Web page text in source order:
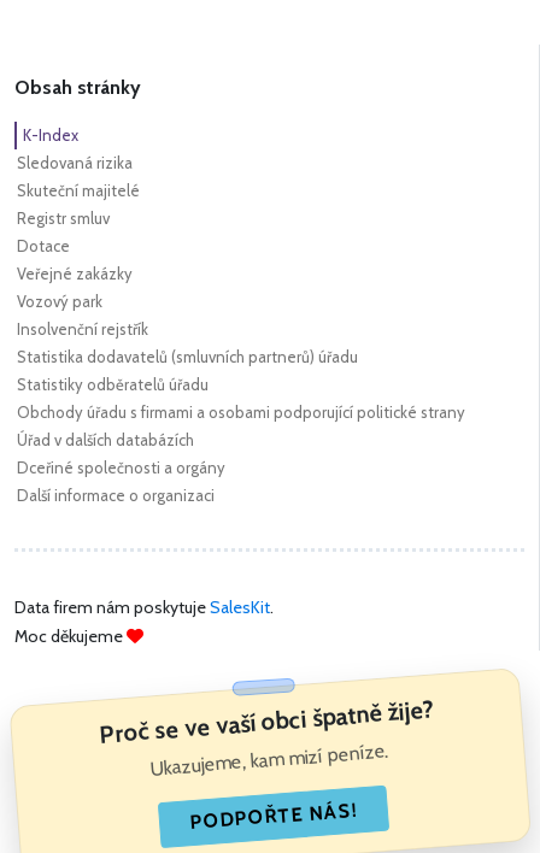
Obsah stránky
K-Index
Sledovaná rizika
Skuteční majitelé
Registr smluv
Dotace
Veřejné zakázky
Vozový park
Insolvenční rejstřík
Statistika dodavatelů (smluvních partnerů) úřadu
Statistiky odběratelů úřadu
Obchody úřadu s firmami a osobami podporující politické strany
Úřad v dalších databázích
Dceřiné společnosti a orgány
Další informace o organizaci
Data firem nám poskytujeSalesKit.
Moc děkujeme
Proč se ve vaší obci špatně žije?
Ukazujeme, kam mizí peníze.
PODPOŘTE NÁS!